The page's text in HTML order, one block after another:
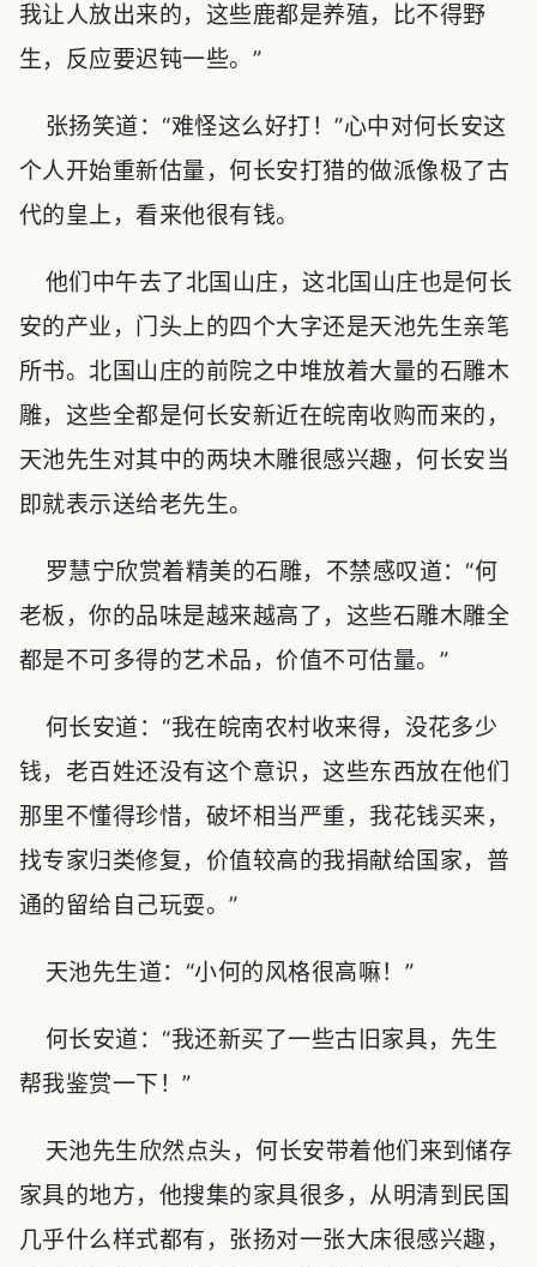
我让人放出来的，这些鹿都是养殖，比不得野
生，反应要迟钝一些。”
张扬笑道：“难怪这么好打！”心中对何长安这
个人开始重新估量，何长安打猎的做派像极了古
代的皇上，看来他很有钱。
他们中午去了北国山庄，这北国山庄也是何长
安的产业，门头上的四个大字还是天池先生亲笔
所书。北国山庄的前院之中堆放着大量的石雕木
雕，这些全都是何长安新近在皖南收购而来的，
天池先生对其中的两块木雕很感兴趣，何长安当
即就表示送给老先生。
罗慧宁欣赏着精美的石雕，不禁感叹道：“何
老板，你的品味是越来越高了，这些石雕木雕全
都是不可多得的艺术品，价值不可估量。”
何长安道：“我在皖南农村收来得，没花多少
钱，老百姓还没有这个意识，这些东西放在他们
那里不懂得珍惜，破坏相当严重，我花钱买来，
找专家归类修复，价值较高的我捐献给国家，普
通的留给自己玩耍。”
天池先生道：“小何的风格很高嘛！”
何长安道：“我还新买了一些古旧家具，先生
帮我鉴赏一下！”
天池先生欣然点头，何长安带着他们来到储存
家具的地方，他搜集的家具很多，从明清到民国
几乎什么样式都有，张扬对一张大床很感兴趣，